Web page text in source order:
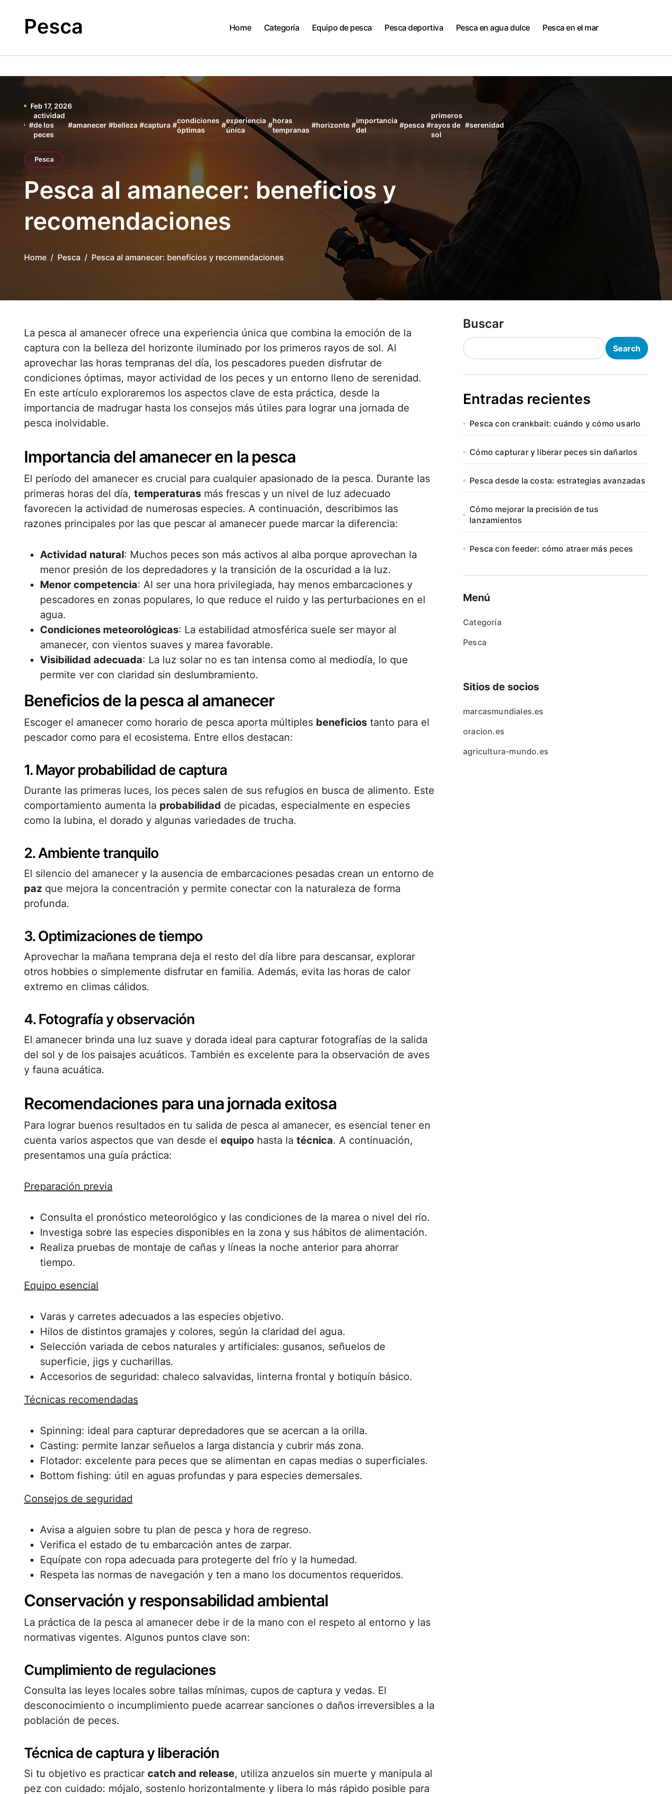
contentPesca Home Categoría Equipo de pesca Pesca deportiva Pesca en agua dulce Pesca en el mar
Feb 17, 2026
#
actividad
de los
peces
#amanecer #belleza #captura #
condiciones
óptimas
#
experiencia
única
#
horas
tempranas
#horizonte #
importancia
del
#pesca #
primeros
rayos de
sol
#serenidad
Pesca
Pesca al amanecer: beneficios y
recomendaciones
Home Pesca Pesca al amanecer: beneficios y recomendaciones
La pesca al amanecer ofrece una experiencia única que combina la emoción de la
captura con la belleza del horizonte iluminado por los primeros rayos de sol. Al
aprovechar las horas tempranas del día, los pescadores pueden disfrutar de
condiciones óptimas, mayor actividad de los peces y un entorno lleno de serenidad.
En este artículo exploraremos los aspectos clave de esta práctica, desde la
importancia de madrugar hasta los consejos más útiles para lograr una jornada de
pesca inolvidable.
Importancia del amanecer en la pesca
El período del amanecer es crucial para cualquier apasionado de la pesca. Durante las
primeras horas del día, temperaturas más frescas y un nivel de luz adecuado
favorecen la actividad de numerosas especies. A continuación, describimos las
razones principales por las que pescar al amanecer puede marcar la diferencia:
Actividad natural: Muchos peces son más activos al alba porque aprovechan la
menor presión de los depredadores y la transición de la oscuridad a la luz.
Menor competencia: Al ser una hora privilegiada, hay menos embarcaciones y
pescadores en zonas populares, lo que reduce el ruido y las perturbaciones en el
agua.
Condiciones meteorológicas: La estabilidad atmosférica suele ser mayor al
amanecer, con vientos suaves y marea favorable.
Visibilidad adecuada: La luz solar no es tan intensa como al mediodía, lo que
permite ver con claridad sin deslumbramiento.
Beneficios de la pesca al amanecer
Escoger el amanecer como horario de pesca aporta múltiples beneficios tanto para el
pescador como para el ecosistema. Entre ellos destacan:
1. Mayor probabilidad de captura
Durante las primeras luces, los peces salen de sus refugios en busca de alimento. Este
comportamiento aumenta la probabilidad de picadas, especialmente en especies
como la lubina, el dorado y algunas variedades de trucha.
2. Ambiente tranquilo
El silencio del amanecer y la ausencia de embarcaciones pesadas crean un entorno de
paz que mejora la concentración y permite conectar con la naturaleza de forma
profunda.
3. Optimizaciones de tiempo
Aprovechar la mañana temprana deja el resto del día libre para descansar, explorar
otros hobbies o simplemente disfrutar en familia. Además, evita las horas de calor
extremo en climas cálidos.
4. Fotografía y observación
El amanecer brinda una luz suave y dorada ideal para capturar fotografías de la salida
del sol y de los paisajes acuáticos. También es excelente para la observación de aves
y fauna acuática.
Recomendaciones para una jornada exitosa
Para lograr buenos resultados en tu salida de pesca al amanecer, es esencial tener en
cuenta varios aspectos que van desde el equipo hasta la técnica. A continuación,
presentamos una guía práctica:
Preparación previa
Consulta el pronóstico meteorológico y las condiciones de la marea o nivel del río.
Investiga sobre las especies disponibles en la zona y sus hábitos de alimentación.
Realiza pruebas de montaje de cañas y líneas la noche anterior para ahorrar
tiempo.
Equipo esencial
Varas y carretes adecuados a las especies objetivo.
Hilos de distintos gramajes y colores, según la claridad del agua.
Selección variada de cebos naturales y artificiales: gusanos, señuelos de
superficie, jigs y cucharillas.
Accesorios de seguridad: chaleco salvavidas, linterna frontal y botiquín básico.
Técnicas recomendadas
Spinning: ideal para capturar depredadores que se acercan a la orilla.
Casting: permite lanzar señuelos a larga distancia y cubrir más zona.
Flotador: excelente para peces que se alimentan en capas medias o superficiales.
Bottom fishing: útil en aguas profundas y para especies demersales.
Consejos de seguridad
Avisa a alguien sobre tu plan de pesca y hora de regreso.
Verifica el estado de tu embarcación antes de zarpar.
Equípate con ropa adecuada para protegerte del frío y la humedad.
Respeta las normas de navegación y ten a mano los documentos requeridos.
Conservación y responsabilidad ambiental
La práctica de la pesca al amanecer debe ir de la mano con el respeto al entorno y las
normativas vigentes. Algunos puntos clave son:
Cumplimiento de regulaciones
Consulta las leyes locales sobre tallas mínimas, cupos de captura y vedas. El
desconocimiento o incumplimiento puede acarrear sanciones o daños irreversibles a la
población de peces.
Técnica de captura y liberación
Si tu objetivo es practicar catch and release, utiliza anzuelos sin muerte y manipula al
pez con cuidado: mójalo, sostenlo horizontalmente y libera lo más rápido posible para
Buscar
Search
Entradas recientes
Pesca con crankbait: cuándo y cómo usarlo
Cómo capturar y liberar peces sin dañarlos
Pesca desde la costa: estrategias avanzadas
Cómo mejorar la precisión de tus
lanzamientos
Pesca con feeder: cómo atraer más peces
Menú
Categoría
Pesca
Sitios de socios
marcasmundiales.es
oracion.es
agricultura-mundo.es